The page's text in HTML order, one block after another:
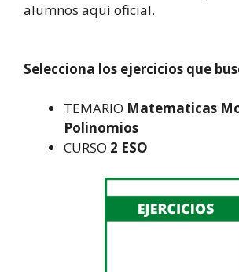
alumnos aqui oficial.
Selecciona los ejercicios que
TEMARIO Matematicas
Polinomios
CURSO 2 ESO